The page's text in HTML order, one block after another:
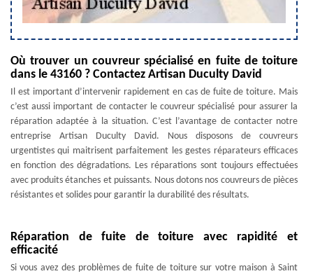
Où trouver un couvreur spécialisé en fuite de toiture
dans le 43160 ? Contactez Artisan Duculty David
Il est important d’intervenir rapidement en cas de fuite de toiture. Mais
c’est aussi important de contacter le couvreur spécialisé pour assurer la
réparation adaptée à la situation. C’est l’avantage de contacter notre
entreprise Artisan Duculty David. Nous disposons de couvreurs
urgentistes qui maitrisent parfaitement les gestes réparateurs efficaces
en fonction des dégradations. Les réparations sont toujours effectuées
avec produits étanches et puissants. Nous dotons nos couvreurs de pièces
résistantes et solides pour garantir la durabilité des résultats.
Réparation de fuite de toiture avec rapidité et
efficacité
Si vous avez des problèmes de fuite de toiture sur votre maison à Saint